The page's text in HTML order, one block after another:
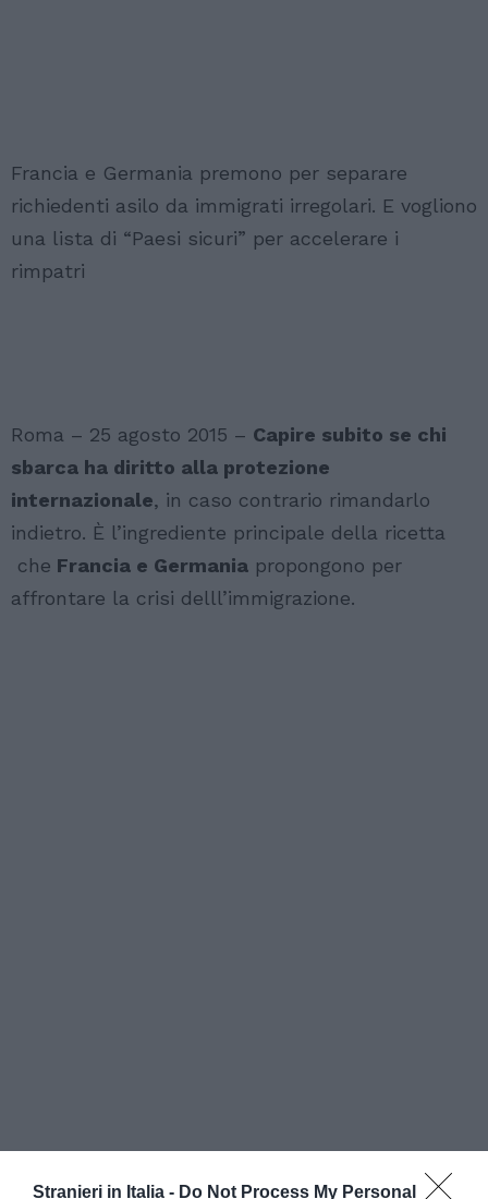
Stranieri in Italia - Do Not Process My Personal
Francia e Germania premono per separare
richiedenti asilo da immigrati irregolari. E vogliono
una lista di “Paesi sicuri” per accelerare i
rimpatri
Roma – 25 agosto 2015 – Capire subito se chi
sbarca ha diritto alla protezione
internazionale, in caso contrario rimandarlo
indietro. È l’ingrediente principale della ricetta
che Francia e Germania propongono per
affrontare la crisi delll’immigrazione.